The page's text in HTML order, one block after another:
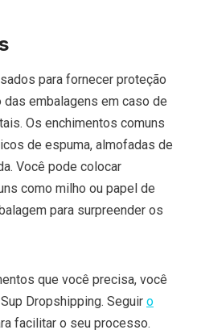
para fornecer proteção
embalagens em caso de
Os enchimentos comuns
de espuma, almofadas de
Você pode colocar
como milho ou papel de
para surpreender os
que você precisa, você
Dropshipping. Seguir o
facilitar o seu processo.